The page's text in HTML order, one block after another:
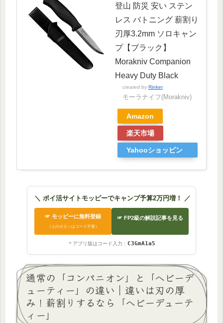
登山 防災 安い ステン
レス バトニング 薪割り
刃厚3.2mm ソロキャン
プ【ブラック】
Morakniv Companion
Heavy Duty Black
created by Rinker
モーラナイフ(Morakniv)
Amazon
楽天市場
Yahooショッピン
＼ ポイ活サイトモッピーでキャンプ予算2万円増！ ／
☞ モッピーに無料登録
（上のボタンはコード不要）
☞ FP2級の解説記事を見る
＊アプリ版はコード入力： C3GmA1a5
通常の「コンパニオン」と「ヘビーデ
ューティー」の違い｜違いは刃の厚
み！薪割りするなら「ヘビーデューテ
ィー」